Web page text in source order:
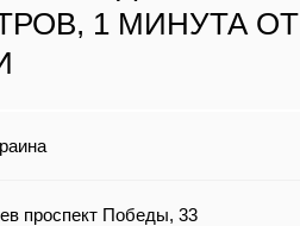
1 МИНУТА ОТ
проспект Победы, 33